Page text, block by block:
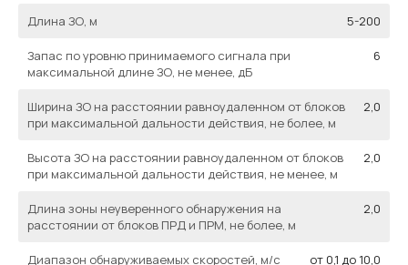
Длина ЗО, м 5-200
Запас по уровню принимаемого сигнала при
максимальной длине ЗО, не менее, дБ
6
Ширина ЗО на расстоянии равноудаленном от блоков
при максимальной дальности действия, не более, м
2,0
Высота ЗО на расстоянии равноудаленном от блоков
при максимальной дальности действия, не менее, м
2,0
Длина зоны неуверенного обнаружения на
расстоянии от блоков ПРД и ПРМ, не более, м
2,0
Диапазон обнаруживаемых скоростей, м/с от 0,1 до 10,0